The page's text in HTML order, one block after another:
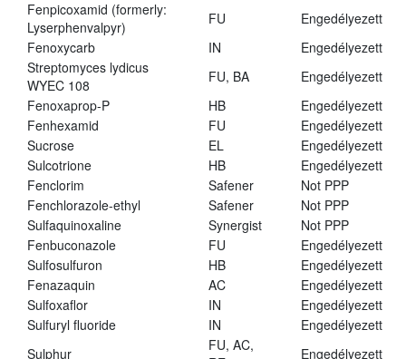
Fenpicoxamid (formerly:
Lyserphenvalpyr)
FU
Engedélyezett
Fenoxycarb
IN
Engedélyezett
Streptomyces lydicus
WYEC 108
FU, BA
Engedélyezett
Fenoxaprop-P
HB
Engedélyezett
Fenhexamid
FU
Engedélyezett
Sucrose
EL
Engedélyezett
Sulcotrione
HB
Engedélyezett
Fenclorim
Safener
Not PPP
Fenchlorazole-ethyl
Safener
Not PPP
Sulfaquinoxaline
Synergist
Not PPP
Fenbuconazole
FU
Engedélyezett
Sulfosulfuron
HB
Engedélyezett
Fenazaquin
AC
Engedélyezett
Sulfoxaflor
IN
Engedélyezett
Sulfuryl fluoride
IN
Engedélyezett
Sulphur
FU, AC,
Engedélyezett